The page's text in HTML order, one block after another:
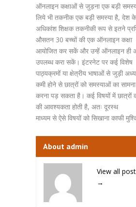
ऑनलाइन कक्षाओं से जुड़ना एक बड़ी
लिये भी तकनीक एक बड़ी समस्या है, देश के
अधिकांश शिक्षक तकनीकी रूप से इतने
औसतन 30 बच्चों की एक ऑनलाइन कक्षा
आयोजित कर सकें और उन्हें ऑनलाइन ही
उपलब्ध करा सकें। इंटरनेट पर कई विशेष
पाठ्यक्रमों या क्षेत्रीय भाषाओं से जुड़ी
कमी होने से छात्रों को समस्याओं का सामना
करना पड़ सकता है। कई विषयों में छात्रों को
की आवश्यकता होती है, अतः दूरस्थ
माध्यम से ऐसे विषयों को सिखाना काफी
About admin
View all
→